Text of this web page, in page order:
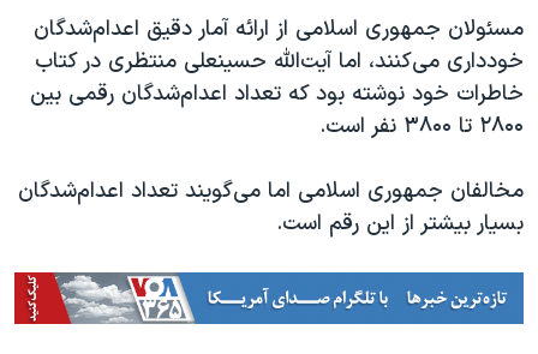
مسئولان جمهوری اسلامی از ارائه آمار دقیق اعدام‌شدگان
خودداری می‌‌کنند، اما آیت‌الله حسینعلی منتظری در کتاب
خاطرات خود نوشته بود که تعداد اعدام‌شدگان رقمی بین
۲۸۰۰ تا ۳۸۰۰ نفر است.
مخالفان جمهوری اسلامی اما می‌گویند تعداد اعدام‌شدگان
بسیار بیشتر از این رقم است.